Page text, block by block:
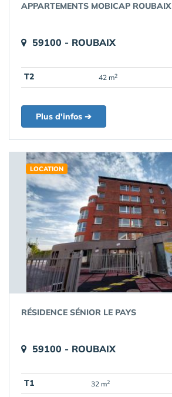
APPARTEMENTS MOBICAP ROUBAIX
59100 - ROUBAIX
T2 42 m2
Plus d'infos ➔
LOCATION
RÉSIDENCE SÉNIOR LE PAYS
59100 - ROUBAIX
T1 32 m2